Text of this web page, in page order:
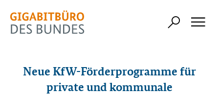
Neue KfW-Förderprogramme für
private und kommunale